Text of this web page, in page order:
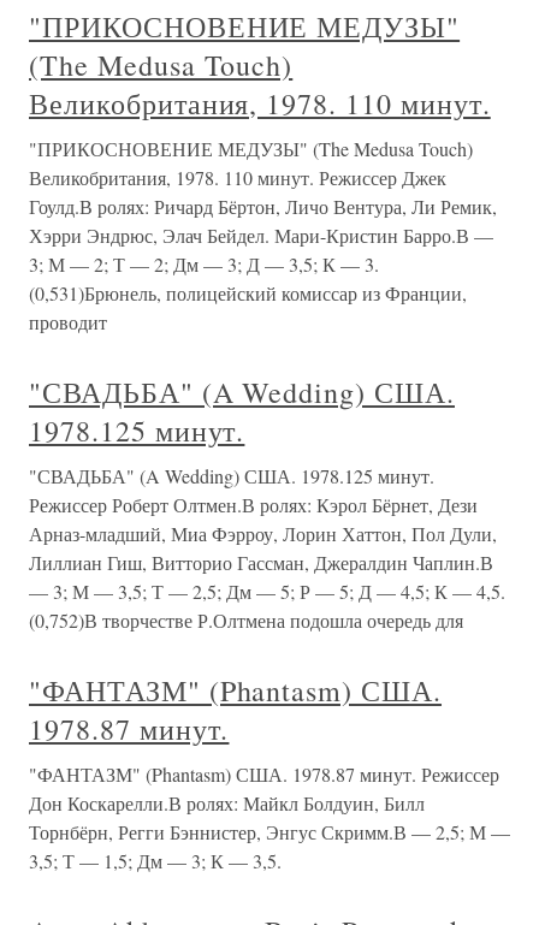
"ПРИКОСНОВЕНИЕ МЕДУЗЫ"
(The Medusa Touch)
Великобритания, 1978. 110 минут.
"ПРИКОСНОВЕНИЕ МЕДУЗЫ" (The Medusa Touch)
Великобритания, 1978. 110 минут. Режиссер Джек
Гоулд.В ролях: Ричард Бёртон, Личо Вентура, Ли Ремик,
Хэрри Эндрюс, Элач Бейдел. Мари-Кристин Барро.В —
3; М — 2; Т — 2; Дм — 3; Д — 3,5; К — 3.
(0,531)Брюнель, полицейский комиссар из Франции,
проводит
"СВАДЬБА" (A Wedding) США.
1978.125 минут.
"СВАДЬБА" (A Wedding) США. 1978.125 минут.
Режиссер Роберт Олтмен.В ролях: Кэрол Бёрнет, Дези
Арназ-младший, Миа Фэрроу, Лорин Хаттон, Пол Дули,
Лиллиан Гиш, Витторио Гассман, Джералдин Чаплин.В
— 3; М — 3,5; Т — 2,5; Дм — 5; Р — 5; Д — 4,5; К — 4,5.
(0,752)В творчестве Р.Олтмена подошла очередь для
"ФАНТАЗМ" (Phantasm) США.
1978.87 минут.
"ФАНТАЗМ" (Phantasm) США. 1978.87 минут. Режиссер
Дон Коскарелли.В ролях: Майкл Болдуин, Билл
Торнбёрн, Регги Бэннистер, Энгус Скримм.В — 2,5; М —
3,5; Т — 1,5; Дм — 3; К — 3,5.